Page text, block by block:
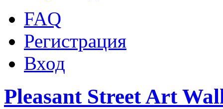
FAQ
Регистрация
Вход
Pleasant Street Art